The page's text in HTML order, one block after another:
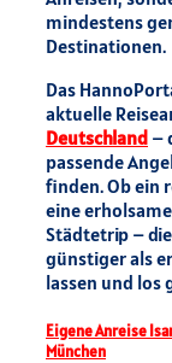
mindestens
Destinationen.
Das
aktuelle
Deutschland –
passende
finden. Ob ein
eine
Städtetrip –
günstiger als
lassen und los
Eigene Anreise
München